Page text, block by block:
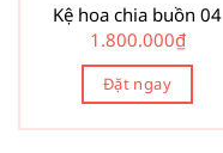
Kệ hoa chia buồn 04
1.800.000₫
Đặt ngay